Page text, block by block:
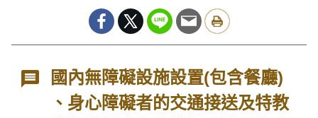
國內無障礙設施設置(包含餐廳)
、身心障礙者的交通接送及特教